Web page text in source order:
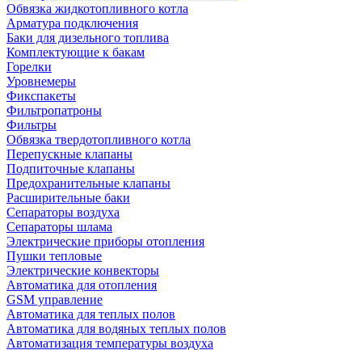
Обвязка жидкотопливного котла
Арматура подключения
Баки для дизельного топлива
Комплектующие к бакам
Горелки
Уровнемеры
Фикспакеты
Фильтропатроны
Фильтры
Обвязка твердотопливного котла
Перепускные клапаны
Подпиточные клапаны
Предохранительные клапаны
Расширительные баки
Сепараторы воздуха
Сепараторы шлама
Электрические приборы отопления
Пушки тепловые
Электрические конвекторы
Автоматика для отопления
GSM управление
Автоматика для теплых полов
Автоматика для водяных теплых полов
Автоматизация температуры воздуха